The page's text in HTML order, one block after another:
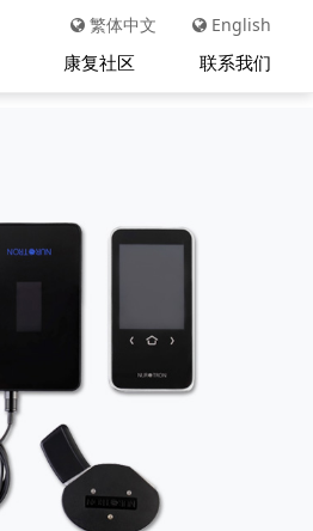
繁体中文 English
康复社区 联系我们